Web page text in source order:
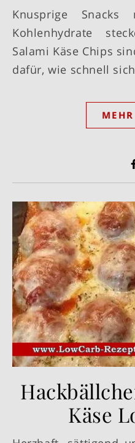
Knusprige Snacks müssen nicht voller
Kohlenhydrate
Salami Käse Chips
dafür, wie schnell
Käse